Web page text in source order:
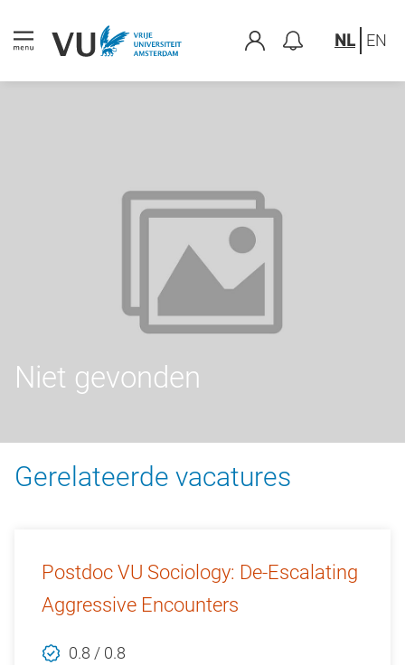
NL EN
Niet gevonden
Gerelateerde vacatures
Postdoc VU Sociology: De-Escalating
Aggressive Encounters
0.8 / 0.8